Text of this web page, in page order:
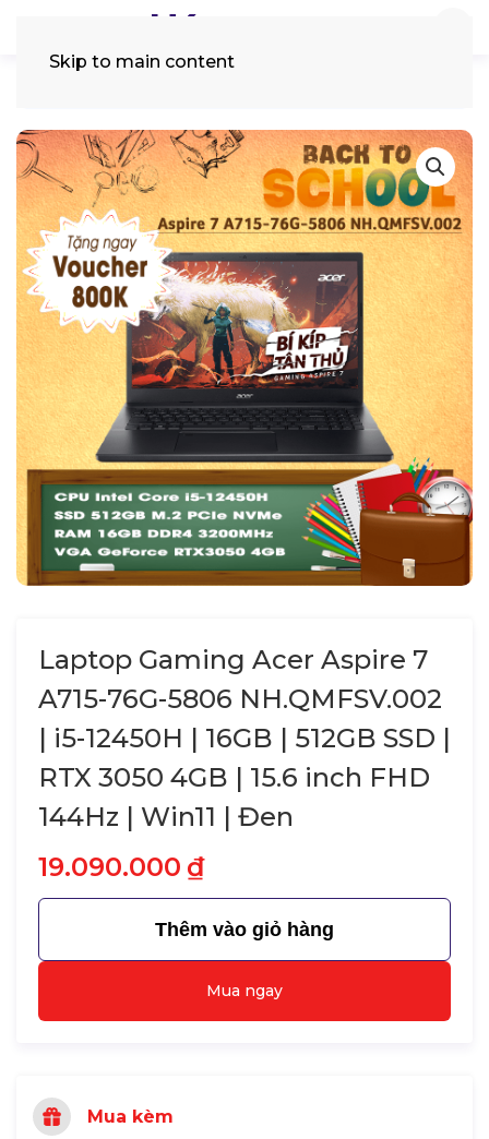
Skip to main content
Laptop Gaming Acer Aspire 7
A715-76G-5806 NH.QMFSV.002
| i5-12450H | 16GB | 512GB SSD |
RTX 3050 4GB | 15.6 inch FHD
144Hz | Win11 | Đen
19.090.000 ₫
Thêm vào giỏ hàng
Mua ngay
Mua kèm